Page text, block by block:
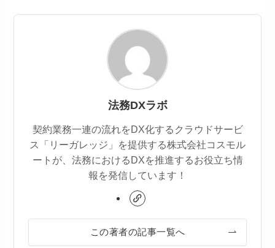
法務DXラボ
契約業務一連の流れをDX化するクラウドサービ
ス「リーガレッジ」を提供する株式会社コスモル
ートが、法務におけるDXを推進するお役立ち情
報を発信しています！
この著者の記事一覧へ